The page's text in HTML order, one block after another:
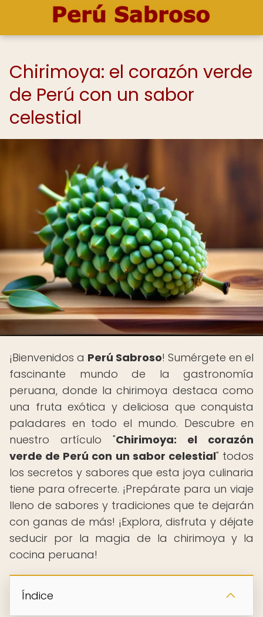
Chirimoya: el corazón verde
de Perú con un sabor
celestial
¡Bienvenidos a Perú Sabroso! Sumérgete en el
fascinante mundo de la gastronomía
peruana, donde la chirimoya destaca como
una fruta exótica y deliciosa que conquista
paladares en todo el mundo. Descubre en
nuestro artículo "Chirimoya: el corazón
verde de Perú con un sabor celestial" todos
los secretos y sabores que esta joya culinaria
tiene para ofrecerte. ¡Prepárate para un viaje
lleno de sabores y tradiciones que te dejarán
con ganas de más! ¡Explora, disfruta y déjate
seducir por la magia de la chirimoya y la
cocina peruana!
Índice